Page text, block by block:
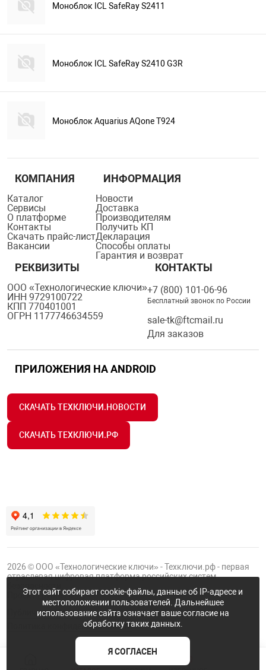
Моноблок ICL SafeRay S2411
Моноблок ICL SafeRay S2410 G3R
Моноблок Aquarius AQone T924
КОМПАНИЯ
Каталог
Сервисы
О платформе
Контакты
Скачать прайс-лист
Вакансии
ИНФОРМАЦИЯ
Новости
Доставка
Производителям
Получить КП
Декларация
Способы оплаты
Гарантия и возврат
РЕКВИЗИТЫ
ООО «Технологические ключи»
ИНН 9729100722
КПП 770401001
ОГРН 1177746634559
КОНТАКТЫ
+7 (800) 101-06-96
Бесплатный звонок по России
sale-tk@ftcmail.ru
Для заказов
ПРИЛОЖЕНИЯ НА ANDROID
СКАЧАТЬ ТЕХКЛЮЧИ.НОВОСТИ
СКАЧАТЬ ТЕХКЛЮЧИ.РФ
2026 © ООО «Технологические ключи» - Техключи.рф - первая
отраслевая цифровая платформа российских систем
ПроектГруппы ФТК
Публичная оферта
Политика конфиденциальности
Этот сайт собирает cookie-файлы, данные об IP-адресе и
местоположении пользователей. Дальнейшее
использование сайта означает ваше согласие на
обработку таких данных.
Я СОГЛАСЕН